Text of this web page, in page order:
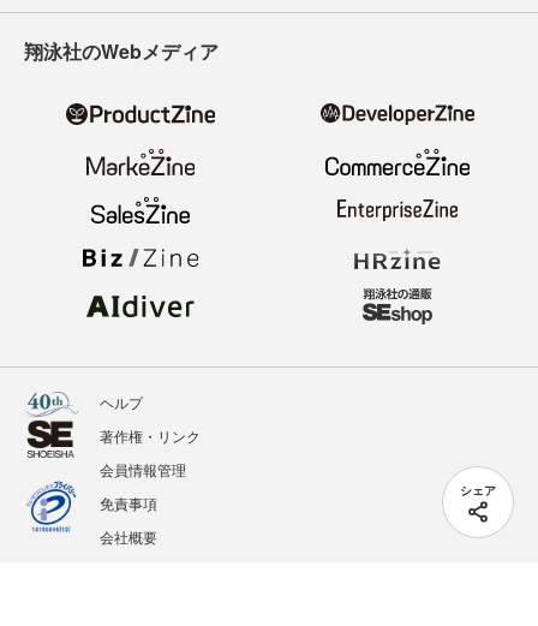
シェア
翔泳社のWebメディア
ヘルプ
著作権・リンク
会員情報管理
免責事項
会社概要